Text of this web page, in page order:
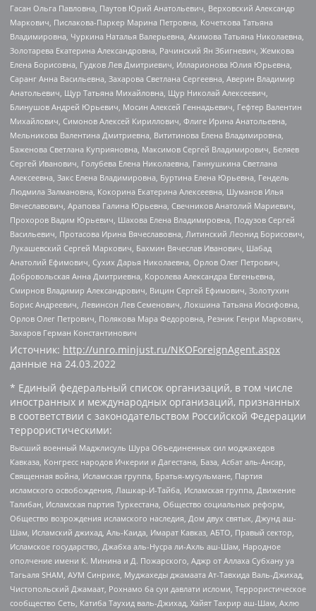
Гасан Ольга Павловна, Паутов Юрий Анатольевич, Верховский Александр
Маркович, Пислакова-Паркер Марина Петровна, Кочеткова Татьяна
Владимировна, Чуркина Наталья Валерьевна, Акимова Татьяна Николаевна,
Золотарева Екатерина Александровна, Рачинский Ян Збигневич, Жемкова
Елена Борисовна, Гудков Лев Дмитриевич, Илларионова Юлия Юрьевна,
Саранг Анна Васильевна, Захарова Светлана Сергеевна, Аверин Владимир
Анатольевич, Щур Татьяна Михайловна, Щур Николай Алексеевич,
Блинушов Андрей Юрьевич, Мосин Алексей Геннадьевич, Гефтер Валентин
Михайлович, Симонов Алексей Кириллович, Флиге Ирина Анатольевна,
Мельникова Валентина Дмитриевна, Вититинова Елена Владимировна,
Баженова Светлана Куприяновна, Максимов Сергей Владимирович, Беляев
Сергей Иванович, Голубева Елена Николаевна, Ганнушкина Светлана
Алексеевна, Закс Елена Владимировна, Буртина Елена Юрьевна, Гендель
Людмила Залмановна, Кокорина Екатерина Алексеевна, Шуманов Илья
Вячеславович, Арапова Галина Юрьевна, Свечников Анатолий Мариевич,
Прохоров Вадим Юрьевич, Шахова Елена Владимировна, Подузов Сергей
Васильевич, Протасова Ирина Вячеславовна, Литинский Леонид Борисович,
Лукашевский Сергей Маркович, Бахмин Вячеслав Иванович, Шабад
Анатолий Ефимович, Сухих Дарья Николаевна, Орлов Олег Петрович,
Добровольская Анна Дмитриевна, Королева Александра Евгеньевна,
Смирнов Владимир Александрович, Вицин Сергей Ефимович, Золотухин
Борис Андреевич, Левинсон Лев Семенович, Локшина Татьяна Иосифовна,
Орлов Олег Петрович, Полякова Мара Федоровна, Резник Генри Маркович,
Захаров Герман Константинович
Источник: http://unro.minjust.ru/NKOForeignAgent.aspx
данные на 24.03.2022
* Единый федеральный список организаций, в том числе
иностранных и международных организаций, признанных
в соответствии с законодательством Российской Федерации
террористическими:
Высший военный Маджлисуль Шура Объединенных сил моджахедов
Кавказа, Конгресс народов Ичкерии и Дагестана, База, Асбат аль-Ансар,
Священная война, Исламская группа, Братья-мусульмане, Партия
исламского освобождения, Лашкар-И-Тайба, Исламская группа, Движение
Талибан, Исламская партия Туркестана, Общество социальных реформ,
Общество возрождения исламского наследия, Дом двух святых, Джунд аш-
Шам, Исламский джихад, Аль-Каида, Имарат Кавказ, АБТО, Правый сектор,
Исламское государство, Джабха аль-Нусра ли-Ахль аш-Шам, Народное
ополчение имени К. Минина и Д. Пожарского, Аджр от Аллаха Субхану уа
Тагьаля SHAM, АУМ Синрике, Муджахеды джамаата Ат-Тавхида Валь-Джихад,
Чистопольский Джамаат, Рохнамо ба суи давлати исломи, Террористическое
сообщество Сеть, Катиба Таухид валь-Джихад, Хайят Тахрир аш-Шам, Ахлю